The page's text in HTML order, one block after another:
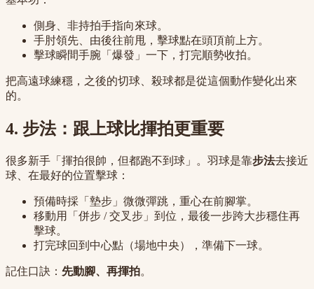
側身、非持拍手指向來球。
手肘領先、由後往前甩，擊球點在頭頂前上方。
擊球瞬間手腕「爆發」一下，打完順勢收拍。
把高遠球練穩，之後的切球、殺球都是從這個動作變化出來
的。
4. 步法：跟上球比揮拍更重要
很多新手「揮拍很帥，但都跑不到球」。羽球是靠步法去接近
球、在最好的位置擊球：
預備時採「墊步」微微彈跳，重心在前腳掌。
移動用「併步 / 交叉步」到位，最後一步跨大步穩住再
擊球。
打完球回到中心點（場地中央），準備下一球。
記住口訣： 先動腳、再揮拍。